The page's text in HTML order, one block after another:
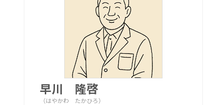
早川 隆啓
（はやかわ たかひろ）